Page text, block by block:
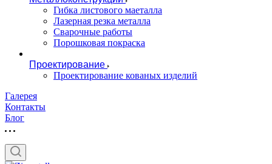
Гибка листового маеталла
Лазерная резка металла
Сварочные работы
Порошковая покраска
Проектирование
Проектирование кованых изделий
Галерея
Контакты
Блог